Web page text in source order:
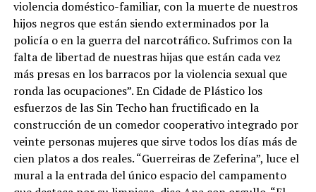
violencia doméstico-familiar, con la muerte de nuestros
hijos negros que están siendo exterminados por la
policía o en la guerra del narcotráfico. Sufrimos con la
falta de libertad de nuestras hijas que están cada vez
más presas en los barracos por la violencia sexual que
ronda las ocupaciones”. En Cidade de Plástico los
esfuerzos de las Sin Techo han fructificado en la
construcción de un comedor cooperativo integrado por
veinte personas mujeres que sirve todos los días más de
cien platos a dos reales. “Guerreiras de Zeferina”, luce el
mural a la entrada del único espacio del campamento